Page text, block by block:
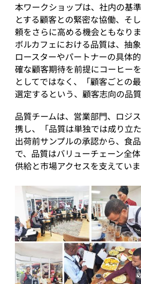
本ワークショップは、社内の基
とする顧客との緊密な協働、そ
頼をさらに高める機会ともなりま
ボルカフェにおける品質は、抽
ロースターやパートナーの具体
確な顧客期待を前提にコーヒー
としてではなく、「顧客ごとの
選定するという、顧客志向の品
品質チームは、営業部門、ロジ
携し、「品質は単独では成り立
出荷前サンプルの承認から、食
で、品質はバリューチェーン全
供給と市場アクセスを支えていま